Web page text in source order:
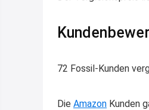
72 Fossil-Kunden
Die Amazon Kunden